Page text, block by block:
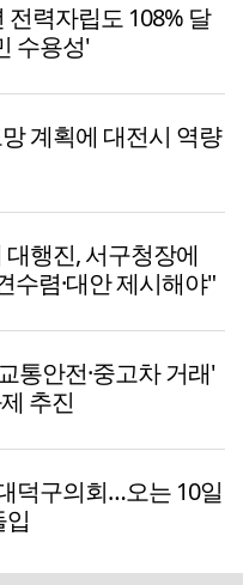
전력자립도 108% 달
수용성'
계획에 대전시 역량
행진, 서구청장에
수렴·대안 제시해야"
통안전·중고차 거래'
추진
덕구의회…오는 10일